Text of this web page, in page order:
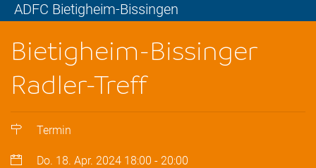
ADFC Bietigheim-Bissingen
Bietigheim-Bissinger
Radler-Treff
Termin
Do. 18. Apr. 2024 18:00 - 20:00